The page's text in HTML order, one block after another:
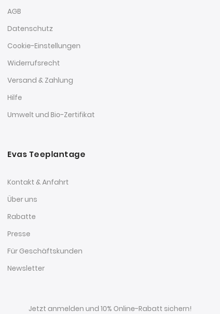
AGB
Datenschutz
Cookie-Einstellungen
Widerrufsrecht
Versand & Zahlung
Hilfe
Umwelt und Bio-Zertifikat
Evas Teeplantage
Kontakt & Anfahrt
Über uns
Rabatte
Presse
Für Geschäftskunden
Newsletter
Jetzt anmelden und 10% Online-Rabatt sichern!